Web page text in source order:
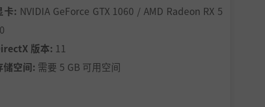
精准的时机至关重要。
卡: NVIDIA GeForce GTX 1060 / AMD Radeon RX 5
版本: 11
储空间: 需要 5 GB 可用空间